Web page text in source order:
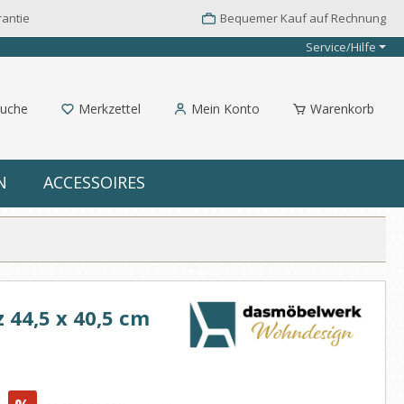
Bequemer Kauf auf Rechnung
Service/Hilfe
Merkzettel Mein Konto Warenkorb
ACCESSOIRES
x 40,5 cm